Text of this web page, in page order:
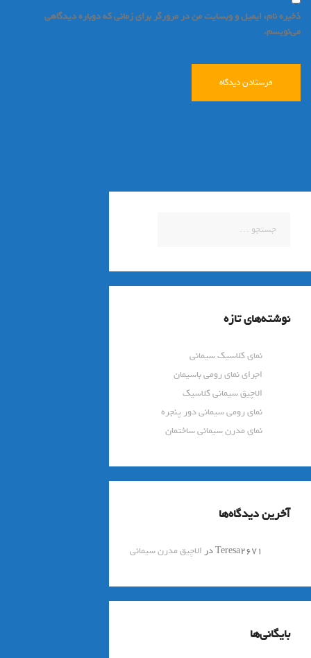
ذخیره نام، ایمیل و وبسایت من در مرورگر برای زمانی که دوباره دیدگاهی
می‌نویسم.
برای:
نوشته‌های تازه
نمای کلاسیک سیمانی
اجرای نمای رومی باسیمان
الاچیق سیمانی کلاسیک
نمای رومی سیمانی دور پنجره
نمای مدرن سیمانی ساختمان
آخرین دیدگاه‌ها
Teresa2671در الاچیق مدرن سیمانی
بایگانی‌ها